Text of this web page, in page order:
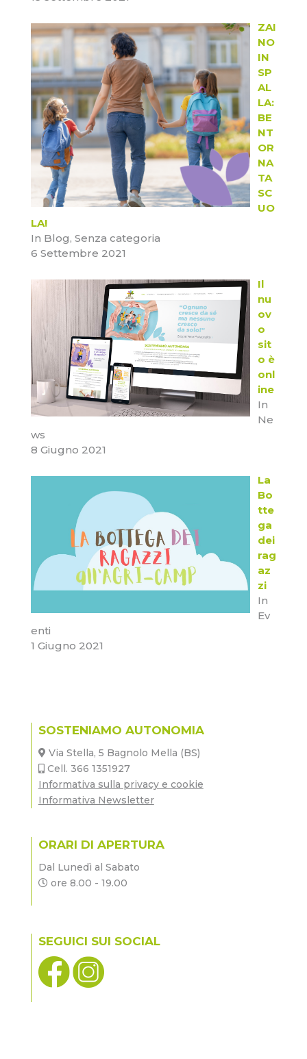
ZAI
NO
IN
SP
AL
LA:
BE
NT
OR
NA
TA
SC
UO
LA!
In Blog, Senza categoria
6 Settembre 2021
Il
nu
ov
o
sit
o è
onl
ine
In
Ne
ws
8 Giugno 2021
La
Bo
tte
ga
dei
rag
az
zi
In
Ev
enti
1 Giugno 2021
SOSTENIAMO AUTONOMIA
Via Stella, 5 Bagnolo Mella (BS)
Cell. 366 1351927
Informativa sulla privacy e cookie
Informativa Newsletter
ORARI DI APERTURA
Dal Lunedì al Sabato
ore 8.00 - 19.00
SEGUICI SUI SOCIAL